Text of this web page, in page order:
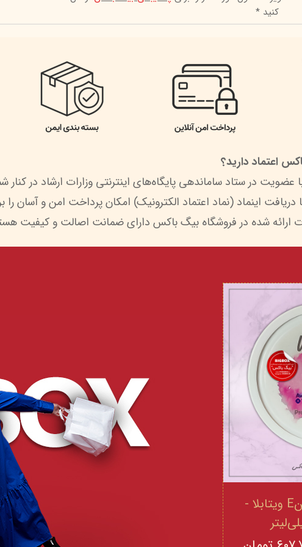
کنید *
اعتماد دارید؟
ارائه شده در فروشگاه بیگ باکس دارای ضمانت اصالت و کیفیت
کرم آووکادو و ویتامینE ویتابلا -